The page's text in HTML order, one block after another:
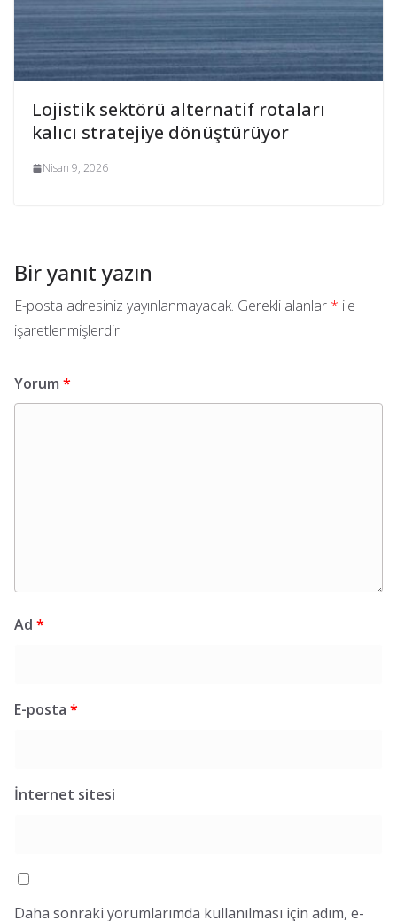
Lojistik sektörü alternatif rotaları
kalıcı stratejiye dönüştürüyor
Nisan 9, 2026
Bir yanıt yazın
E-posta adresiniz yayınlanmayacak. Gerekli alanlar * ile
işaretlenmişlerdir
Yorum *
Ad *
E-posta *
İnternet sitesi
Daha sonraki yorumlarımda kullanılması için adım, e-